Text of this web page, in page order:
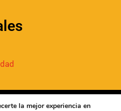
| Todos los derechos
la mejor experiencia en